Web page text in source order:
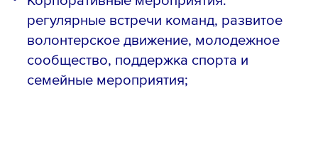
регулярные встречи команд, развитое
волонтерское движение, молодежное
сообщество, поддержка спорта и
семейные мероприятия;